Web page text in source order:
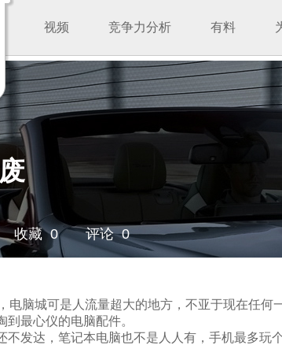
视频 竞争力分析 有料
收藏 0 评论 0
电脑城可是人流量超大的地方，不亚于现在任何
到最心仪的电脑配件。
不发达，笔记本电脑也不是人人有，手机最多玩